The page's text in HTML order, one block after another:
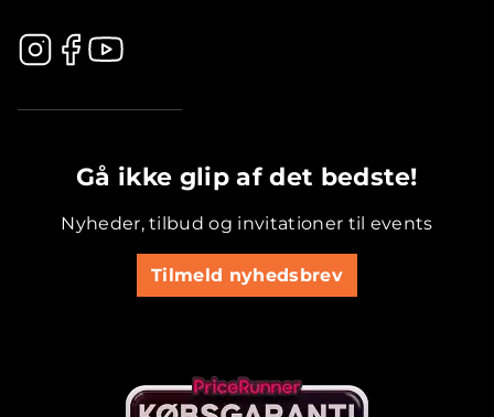
Gå ikke glip af det bedste!
Nyheder, tilbud og invitationer til events
Tilmeld nyhedsbrev